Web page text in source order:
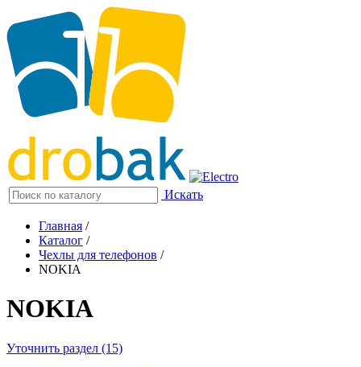
Искать
Главная /
Каталог /
Чехлы для телефонов /
NOKIA
NOKIA
Уточнить раздел (15)